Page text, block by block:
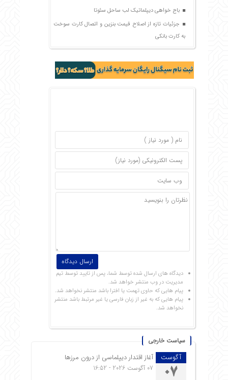
باج خواهی دیپلماتیک لب ساحل سئوتا
جزئیات تازه از اصلاح قیمت بنزین و اتصال کارت سوخت
به کارت بانکی
دیدگاه های ارسال شده توسط شما، پس از تایید توسط تیم
مدیریت در وب منتشر خواهد شد.
پیام هایی که حاوی تهمت یا افترا باشد منتشر نخواهد شد.
پیام هایی که به غیر از زبان فارسی یا غیر مرتبط باشد منتشر
نخواهد شد.
سیاست خارجی
آگوست
07
آغاز اقتدار دیپلماسی از درون مرزها
07 آگوست 2026 - 16:52